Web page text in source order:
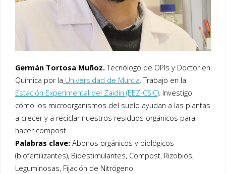
Germán Tortosa Muñoz.Tecnólogo de OPIs y Doctor en
Química por la Universidad de Murcia. Trabajo en la
Estación Experimental del Zaidín (EEZ-CSIC). Investigo
cómo los microorganismos del suelo ayudan a las plantas
a crecer y a reciclar nuestros residuos orgánicos para
hacer compost.
Palabras clave:Abonos orgánicos y biológicos
(biofertilizantes), Bioestimulantes, Compost, Rizobios,
Leguminosas, Fijación de Nitrógeno